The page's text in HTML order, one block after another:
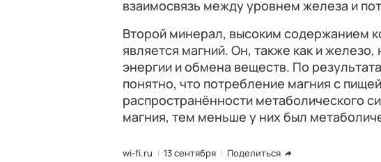
взаимосвязь между уровнем железа и
Второй минерал, высоким содержанием
является магний. Он, также как и
энергии и обмена веществ. По
понятно, что потребление магния с
распространённости метаболического
магния, тем меньше у них был
wi-fi.ru 13 сентября Поделиться